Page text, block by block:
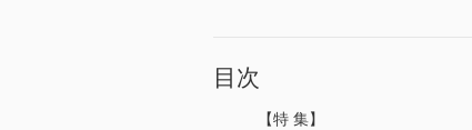
目次
【特 集】